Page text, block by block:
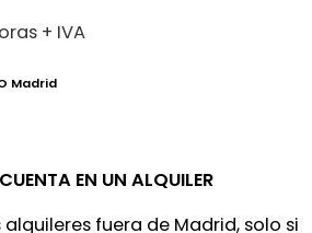
+ IVA
Madrid
EN UN ALQUILER
fuera de Madrid, solo si